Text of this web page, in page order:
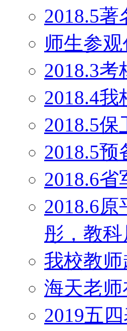
2018.5
师生参
2018.3考
2018.4
2018.5
2018.5
2018.6
2018.6
彤，教
我校教
海天老
2019五